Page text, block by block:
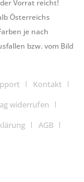
Vorrat reicht!
Österreichs
je nach
bzw. vom Bild
Kontakt
widerrufen
AGB